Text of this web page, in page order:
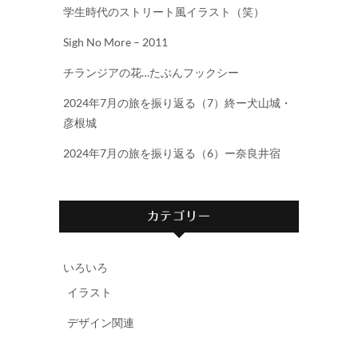
学生時代のストリート風イラスト（笑）
Sigh No More – 2011
チランジアの花…たぶんフックシー
2024年7月の旅を振り返る（7）終ー犬山城・
彦根城
2024年7月の旅を振り返る（6）ー奈良井宿
カテゴリー
いろいろ
イラスト
デザイン関連